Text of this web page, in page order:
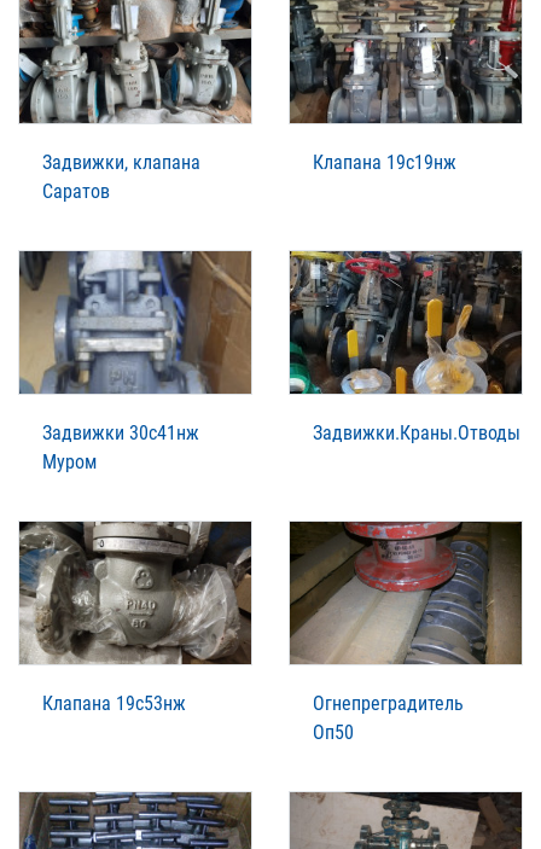
Задвижки, клапана
Саратов
Клапана 19с19нж
Задвижки 30с41нж
Муром
Задвижки.Краны.Отводы
Клапана 19с53нж
Огнепреградитель
Оп50